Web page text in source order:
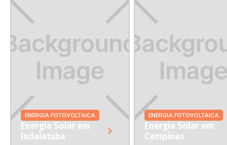
ENERGIA FOTOVOLTAICA
Energia Solar em
Indaiatuba
ENERGIA FOTOVOLTAICA
Energia Solar em
Campinas